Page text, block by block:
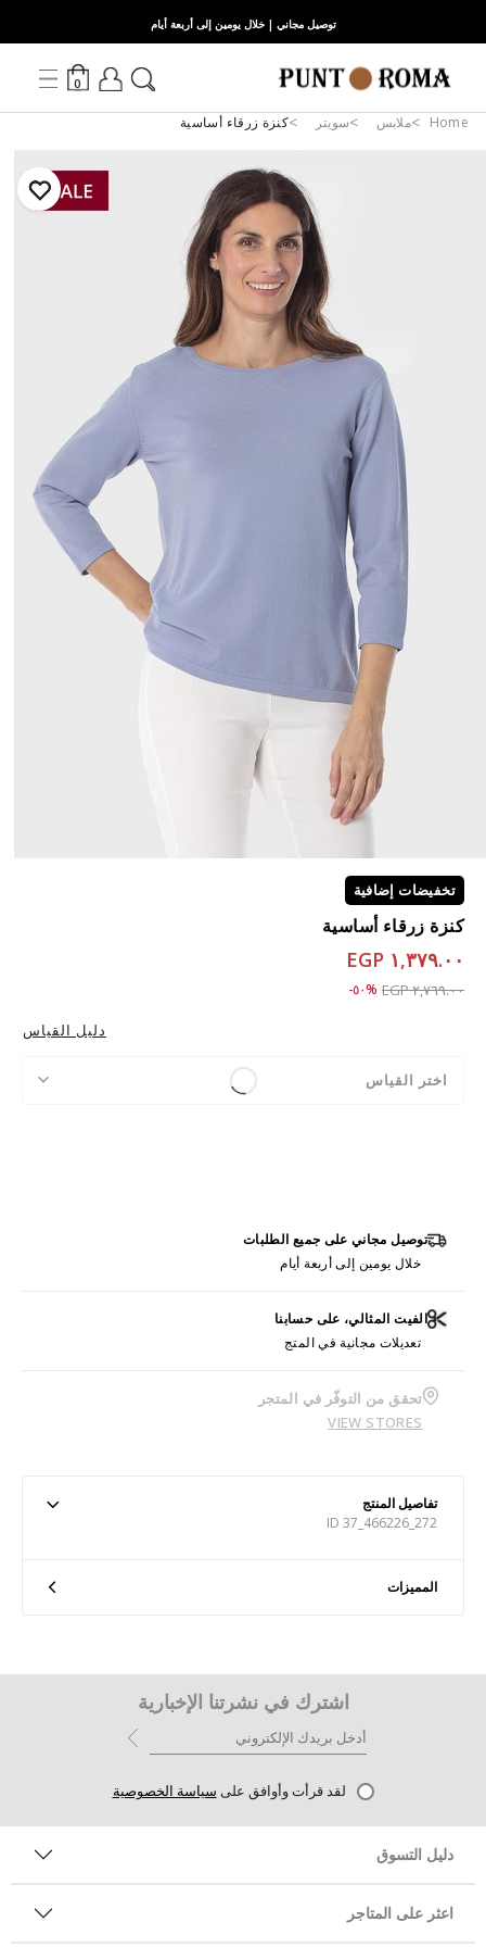
توصيل مجاني | خلال يومين إلى أربعة أيام
0
Home ملابس سويتر كنزة زرقاء أساسية
تخفيضات إضافية
كنزة زرقاء أساسية
١,٣٧٩.٠٠ EGP
Price reduced from
٢,٧٦٩.٠٠ EGP to ١,٣٧٩.٠٠ EGP%٥٠-
دليل القياس
اختر القياس
توصيل مجاني على جميع الطلبات
خلال يومين إلى أربعة أيام
الفيت المثالي، على حسابنا
تعديلات مجانية في المتج
تحقق من التوفّر في المتجر
VIEW STORES
تفاصيل المنتج
ID 37_466226_272
المميزات
اشترك في نشرتنا الإخبارية
لقد قرأت وأوافق على سياسة الخصوصية
دليل التسوق
اعثر على المتاجر